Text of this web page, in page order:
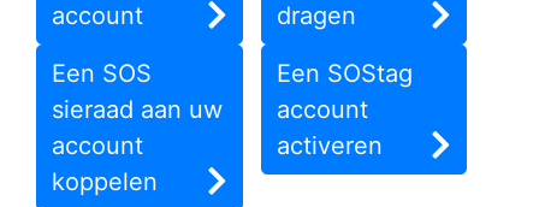
account
dragen
Een SOS
sieraad aan uw
account
koppelen
Een SOStag
account
activeren